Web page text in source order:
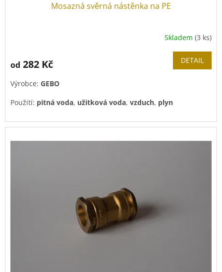
Mosazná svěrná nástěnka na PE
Skladem (3 ks)
od 282 Kč DETAIL
Výrobce: GEBO
Použití: pitná voda, užitková voda, vzduch, plyn